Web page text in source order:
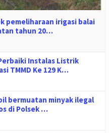
pemeliharaan irigasi balai
tahun 20…
Instalas Listrik
TMMD Ke 129 K…
bermuatan minyak ilegal
di Polsek …